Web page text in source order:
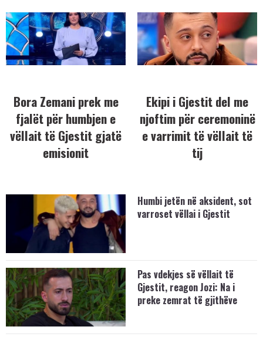
Bora Zemani prek me
fjalët për humbjen e
vëllait të Gjestit gjatë
emisionit
Ekipi i Gjestit del me
njoftim për ceremoninë
e varrimit të vëllait të
tij
Humbi jetën në aksident, sot
varroset vëllai i Gjestit
Pas vdekjes së vëllait të
Gjestit, reagon Jozi: Na i
preke zemrat të gjithëve